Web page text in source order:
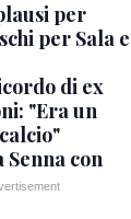
per
per Sala e
di ex
"Era un
con